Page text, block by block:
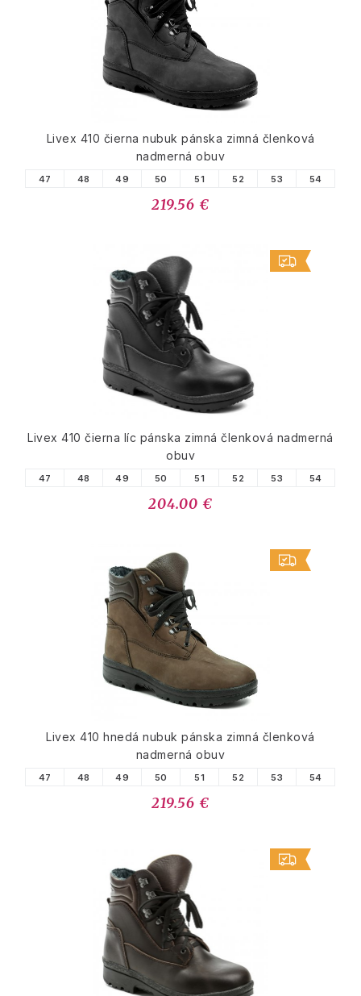
Livex 410 čierna nubuk pánska zimná členková
nadmerná obuv
47 48 49 50 51 52 53 54
219.56 €
Livex 410 čierna líc pánska zimná členková nadmerná
obuv
47 48 49 50 51 52 53 54
204.00 €
Livex 410 hnedá nubuk pánska zimná členková
nadmerná obuv
47 48 49 50 51 52 53 54
219.56 €